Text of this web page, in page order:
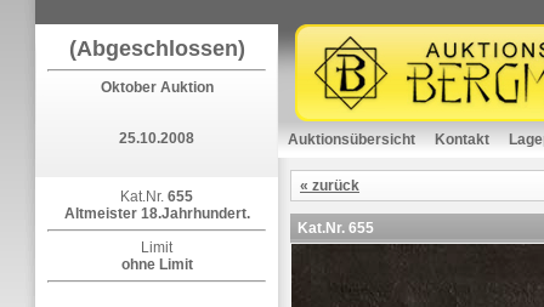
(Abgeschlossen)
Oktober Auktion
25.10.2008
Kat.Nr. 655
Altmeister 18.Jahrhundert.
Limit
ohne Limit
Auktionsübersicht Kontakt
« zurück
Kat.Nr. 655